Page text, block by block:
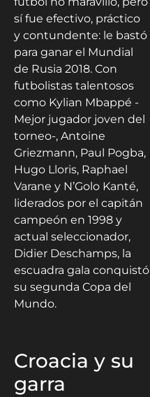
sí fue efectivo, práctico
y contundente: le bastó
para ganar el Mundial
de Rusia 2018. Con
futbolistas talentosos
como Kylian Mbappé -
Mejor jugador joven del
torneo-, Antoine
Griezmann, Paul Pogba,
Hugo Lloris, Raphael
Varane y N’Golo Kanté,
liderados por el capitán
campeón en 1998 y
actual seleccionador,
Didier Deschamps, la
escuadra gala conquistó
su segunda Copa del
Mundo.
Croacia y su
garra